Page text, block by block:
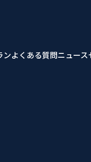
ンよくある質問ニュース